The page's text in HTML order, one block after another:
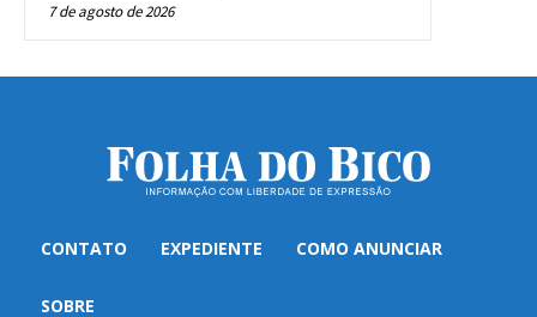
7 de agosto de 2026
CONTATO EXPEDIENTE COMO ANUNCIAR
SOBRE